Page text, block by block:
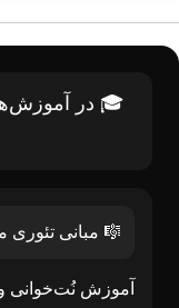
🎓 در
🎼 مبانی تئوری
آموزش نُت‌خوانی